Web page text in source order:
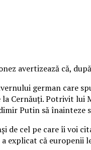
avertizează că,
german care
la Cernăuţi. Potrivit lui
Putin să înainteze
de cel pe care îi voi
a explicat că europenii